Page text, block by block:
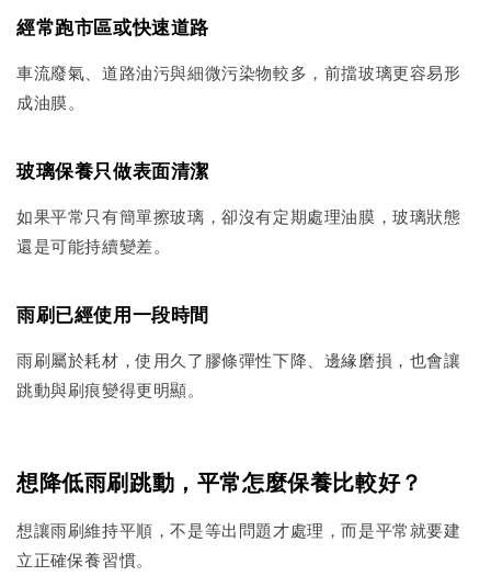
經常跑市區或快速道路
車流廢氣、道路油污與細微污染物較多，前擋玻璃更容易形
成油膜。
玻璃保養只做表面清潔
如果平常只有簡單擦玻璃，卻沒有定期處理油膜，玻璃狀態
還是可能持續變差。
雨刷已經使用一段時間
雨刷屬於耗材，使用久了膠條彈性下降、邊緣磨損，也會讓
跳動與刷痕變得更明顯。
想降低雨刷跳動，平常怎麼保養比較好？
想讓雨刷維持平順，不是等出問題才處理，而是平常就要建
立正確保養習慣。